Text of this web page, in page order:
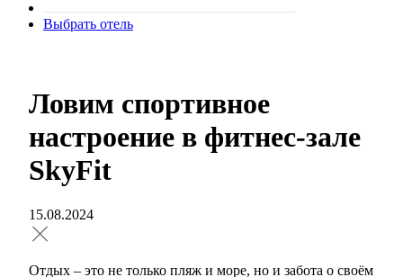
Выбрать отель
Ловим спортивное
настроение в фитнес-зале
SkyFit
15.08.2024
Отдых – это не только пляж и море, но и забота о своём